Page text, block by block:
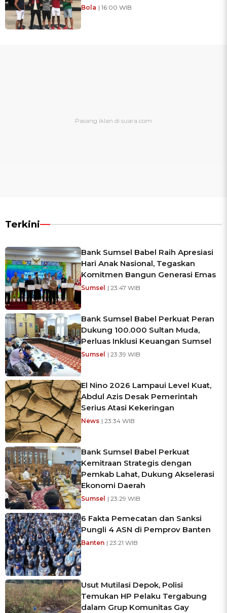
Bola | 16:00 WIB
Terkini
Bank Sumsel Babel Raih Apresiasi
Hari Anak Nasional, Tegaskan
Komitmen Bangun Generasi Emas
Sumsel | 23:47 WIB
Bank Sumsel Babel Perkuat Peran
Dukung 100.000 Sultan Muda,
Perluas Inklusi Keuangan Sumsel
Sumsel | 23:39 WIB
El Nino 2026 Lampaui Level Kuat,
Abdul Azis Desak Pemerintah
Serius Atasi Kekeringan
News | 23:34 WIB
Bank Sumsel Babel Perkuat
Kemitraan Strategis dengan
Pemkab Lahat, Dukung Akselerasi
Ekonomi Daerah
Sumsel | 23:29 WIB
6 Fakta Pemecatan dan Sanksi
Pungli 4 ASN di Pemprov Banten
Banten | 23:21 WIB
Usut Mutilasi Depok, Polisi
Temukan HP Pelaku Tergabung
dalam Grup Komunitas Gay